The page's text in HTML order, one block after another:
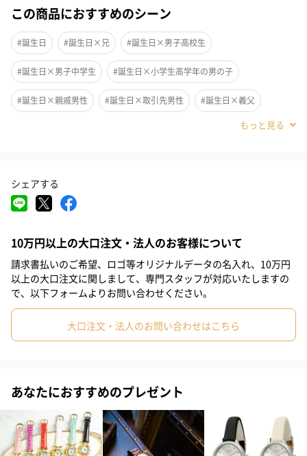
電波時計なので日付・時間も自動で修正します。
エコ・ドライブ
「エコ・ドライブ」とは【シチズン】が独自に開発した、光を電
して初めて「エコマーク商品」に認定されました。
追求された機能とデザイン
充実の基本性能
シンプルですっきりとした薄型エコ・ドライブに、日付表示機能
付きのモデルが登場。
型のケースはそのままに 電波受信機能を搭載。
パワーセーブ、パーペチュアルカレンダーなどの機能も搭載して
います。
この商品におすすめのシーン
#誕生日 #誕生日×兄 #誕生日×男子高校生
#誕生日×男子中学生 #誕生日×小学生高学年の男の子
#誕生日×親戚男性 #誕生日×取引先男性 #誕生日×義父
#誕生日×同僚男性
#誕生日×父親
#父の日 #お祝い #記念日 #クリスマス #バレンタイン
#就職祝い #自分へのご褒美 #成人祝い #還暦祝い
#結婚記念日 #兄 #男子高校生 #男子中学生
#小学生高学年の男の子 #親戚男性 #取引先男性
#同僚男性 #上司男性 #祖父 #父親
#男友達 #20代前半 #20代後半 #30代 #40代 #50代
#70代
シェアする
10万円以上の大口注文・法人のお客様について
請求書払いのご希望、ロゴ等オリジナルデータの名入れ、10万円
以上の大口注文に関しまして、専門スタッフが対応いたしますの
で、以下フォームよりお問い合わせください。
大口注文・法人のお問い合わせはこちら
あなたにおすすめのプレゼント